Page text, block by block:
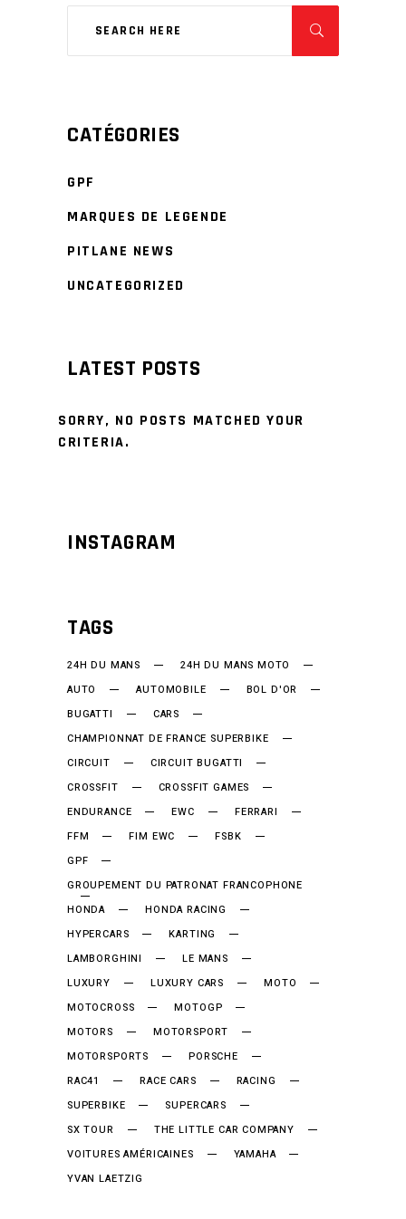
CATÉGORIES
GPF
MARQUES DE LEGENDE
PITLANE NEWS
UNCATEGORIZED
LATEST POSTS
SORRY, NO POSTS MATCHED YOUR
CRITERIA.
INSTAGRAM
TAGS
24H DU MANS
24H DU MANS MOTO
AUTO
AUTOMOBILE
BOL D'OR
BUGATTI
CARS
CHAMPIONNAT DE FRANCE SUPERBIKE
CIRCUIT
CIRCUIT BUGATTI
CROSSFIT
CROSSFIT GAMES
ENDURANCE
EWC
FERRARI
FFM
FIM EWC
FSBK
GPF
GROUPEMENT DU PATRONAT FRANCOPHONE
HONDA
HONDA RACING
HYPERCARS
KARTING
LAMBORGHINI
LE MANS
LUXURY
LUXURY CARS
MOTO
MOTOCROSS
MOTOGP
MOTORS
MOTORSPORT
MOTORSPORTS
PORSCHE
RAC41
RACE CARS
RACING
SUPERBIKE
SUPERCARS
SX TOUR
THE LITTLE CAR COMPANY
VOITURES AMÉRICAINES
YAMAHA
YVAN LAETZIG